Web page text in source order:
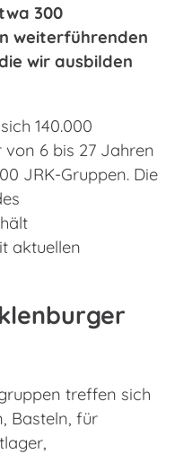
300
weiterführenden
wir ausbilden
140.000
6 bis 27 Jahren
JRK-Gruppen. Die
aktuellen
treffen sich
Basteln, für